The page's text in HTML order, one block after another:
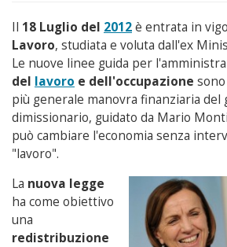
Il 18 Luglio del 2012è entrata in
Lavoro, studiata e voluta dall'ex
Le nuove linee guida per
del lavoro e dell'occupazione
più generale manovra finanziaria del
dimissionario, guidato da Mario
può cambiare l'economia senza
"lavoro".
La nuova legge
ha come obiettivo
una
redistribuzione